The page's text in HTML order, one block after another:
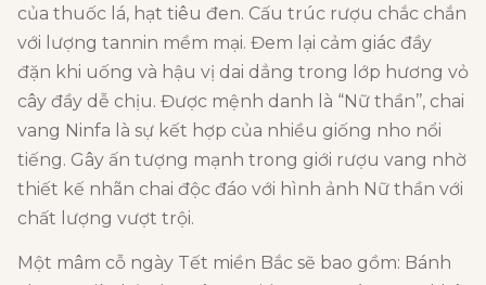
của thuốc lá, hạt tiêu đen. Cấu trúc rượu chắc chắn
với lượng tannin mềm mại. Đem lại cảm giác đầy
đặn khi uống và hậu vị dai dẳng trong lớp hương vỏ
cây đầy dễ chịu. Được mệnh danh là “Nữ thần’’, chai
vang Ninfa là sự kết hợp của nhiều giống nho nổi
tiếng. Gây ấn tượng mạnh trong giới rượu vang nhờ
thiết kế nhãn chai độc đáo với hình ảnh Nữ thần với
chất lượng vượt trội.
Một mâm cỗ ngày Tết miền Bắc sẽ bao gồm: Bánh